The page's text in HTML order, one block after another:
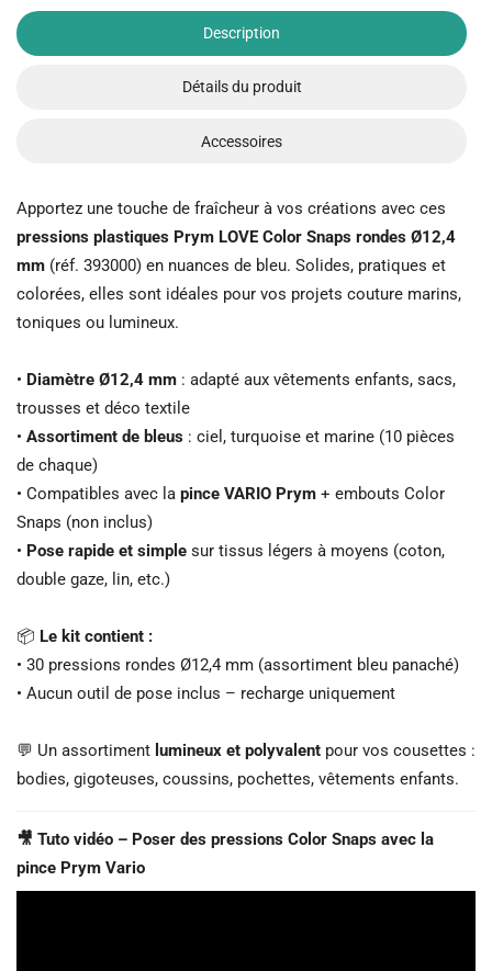
Description
Détails du produit
Accessoires
Apportez une touche de fraîcheur à vos créations avec ces
pressions plastiques Prym LOVE Color Snaps rondes Ø12,4
mm (réf. 393000) en nuances de bleu. Solides, pratiques et
colorées, elles sont idéales pour vos projets couture marins,
toniques ou lumineux.
• Diamètre Ø12,4 mm : adapté aux vêtements enfants, sacs,
trousses et déco textile
• Assortiment de bleus : ciel, turquoise et marine (10 pièces
de chaque)
• Compatibles avec la pince VARIO Prym + embouts Color
Snaps (non inclus)
• Pose rapide et simple sur tissus légers à moyens (coton,
double gaze, lin, etc.)
📦 Le kit contient :
• 30 pressions rondes Ø12,4 mm (assortiment bleu panaché)
• Aucun outil de pose inclus – recharge uniquement
💬 Un assortiment lumineux et polyvalent pour vos cousettes :
bodies, gigoteuses, coussins, pochettes, vêtements enfants.
🎥 Tuto vidéo – Poser des pressions Color Snaps avec la
pince Prym Vario